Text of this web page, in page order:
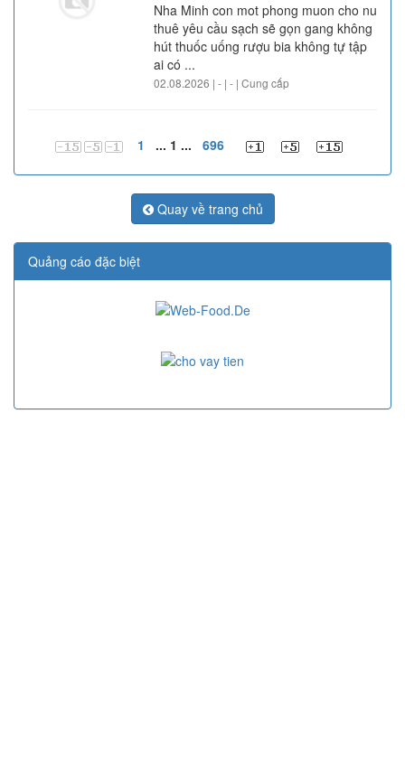
Nha Minh con mot phong muon cho nu
thuê yêu cầu sạch sẽ gọn gang không
hút thuốc uống rượu bia không tự tập
ai có ...
02.08.2026 | - | - | Cung cấp
1 ... 1 ... 696
Quay về trang chủ
Quảng cáo đặc biệt